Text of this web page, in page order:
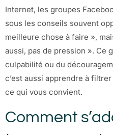
Internet, les groupes
sous les conseils souvent
meilleure chose à faire »,
aussi, pas de pression ». Ce
culpabilité ou du
c’est aussi apprendre à
ce qui vous convient.
Comment